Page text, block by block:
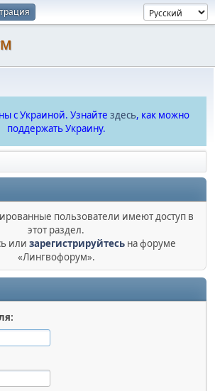
с Украиной. Узнайте здесь, как можно
поддержать Украину.
пользователи имеют доступ в
этот раздел.
или зарегистрируйтесь на форуме
«Лингвофорум».